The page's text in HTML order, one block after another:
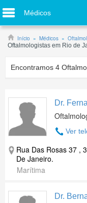
Médicos
Início Médicos
Oftalmologistas em Rio de
Encontramos 4
Dr.
Ver
Rua Das Rosas 37 ,
De Janeiro.
Marítima
Dr.